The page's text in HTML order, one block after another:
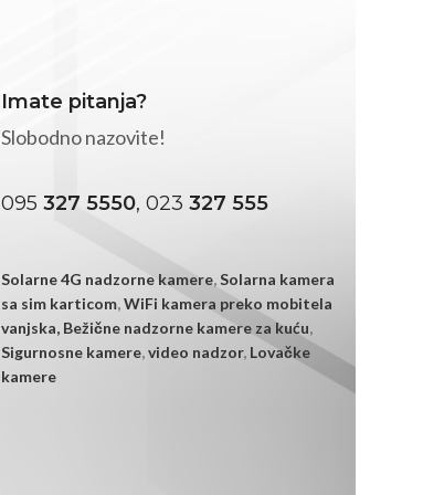
Imate pitanja?
Slobodno nazovite!
095 327 5550, 023 327 555
Solarne 4G nadzorne kamere,Solarna kamera
sa sim karticom,WiFi kamera preko mobitela
vanjska, Bežične nadzorne kamere za kuću,
Sigurnosne kamere,video nadzor, Lovačke
kamere